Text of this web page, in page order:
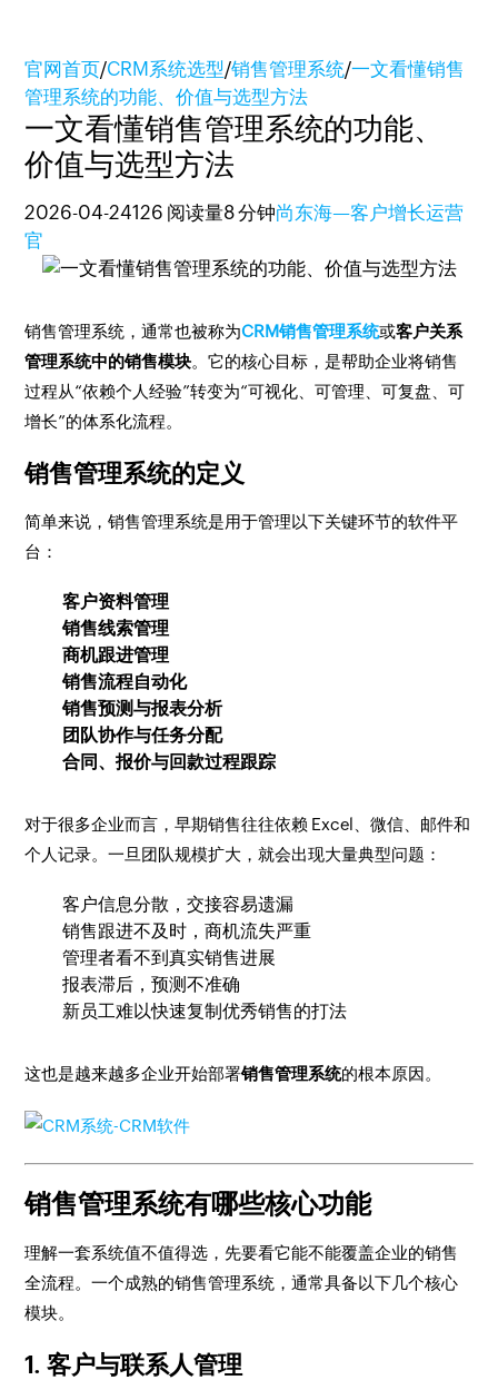
官网首页/CRM系统选型/销售管理系统/一文看懂销售
管理系统的功能、价值与选型方法
一文看懂销售管理系统的功能、
价值与选型方法
2026-04-24126 阅读量8 分钟尚东海—客户增长运营
官
销售管理系统，通常也被称为CRM销售管理系统或客户关系
管理系统中的销售模块。它的核心目标，是帮助企业将销售
过程从“依赖个人经验”转变为“可视化、可管理、可复盘、可
增长”的体系化流程。
销售管理系统的定义
简单来说，销售管理系统是用于管理以下关键环节的软件平
台：
客户资料管理
销售线索管理
商机跟进管理
销售流程自动化
销售预测与报表分析
团队协作与任务分配
合同、报价与回款过程跟踪
对于很多企业而言，早期销售往往依赖 Excel、微信、邮件和
个人记录。一旦团队规模扩大，就会出现大量典型问题：
客户信息分散，交接容易遗漏
销售跟进不及时，商机流失严重
管理者看不到真实销售进展
报表滞后，预测不准确
新员工难以快速复制优秀销售的打法
这也是越来越多企业开始部署销售管理系统的根本原因。
销售管理系统有哪些核心功能
理解一套系统值不值得选，先要看它能不能覆盖企业的销售
全流程。一个成熟的销售管理系统，通常具备以下几个核心
模块。
1. 客户与联系人管理